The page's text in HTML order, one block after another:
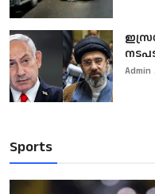
Admin
Sports